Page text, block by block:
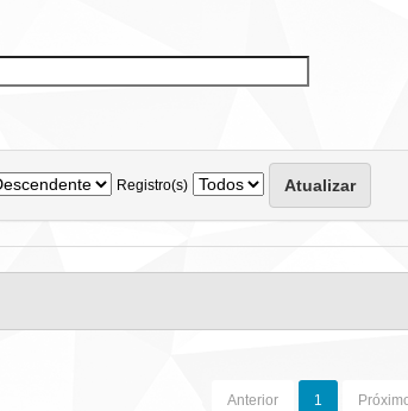
Registro(s)
Anterior 1